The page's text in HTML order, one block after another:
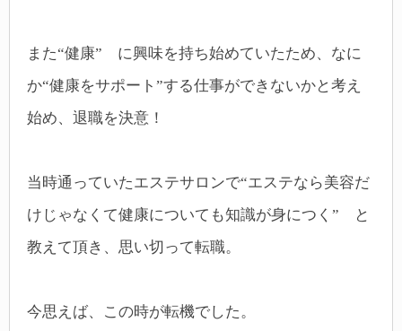
また“健康” に興味を持ち始めていたため、なに
か“健康をサポート”する仕事ができないかと考え
始め、退職を決意！
当時通っていたエステサロンで“エステなら美容だ
けじゃなくて健康についても知識が身につく” と
教えて頂き、思い切って転職。
今思えば、この時が転機でした。